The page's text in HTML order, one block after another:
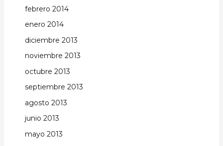
febrero 2014
enero 2014
diciembre 2013
noviembre 2013
octubre 2013
septiembre 2013
agosto 2013
junio 2013
mayo 2013